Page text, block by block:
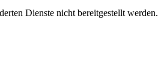
Dienste nicht bereitgestellt werden.